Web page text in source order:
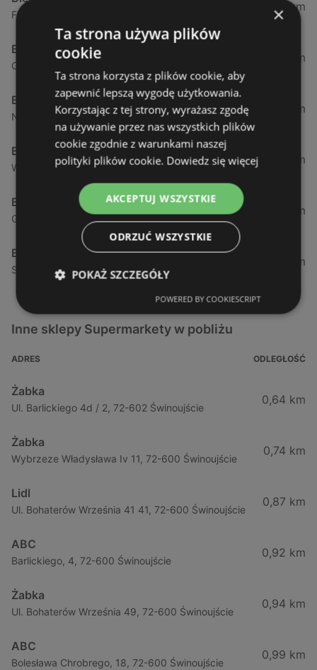
Fińska 4, 72-602 Świnoujście
0,23 km
Biedronka
Chrobrego 9, 72-600 Świnoujście
0,84 km
Biedronka
Nowokarsiborska 2, 72-600 Świnoujście
1,87 km
Biedronka
Wojska Polskiego 16a, 72-600 Świnoujście
2,77 km
Biedronka
Gryfa Pomorskiego, 72-500 Międzyzdroje
12,39 km
Biedronka
Sienkiewicza 32, 72-510 Wolin
24,01 km
Inne sklepy Supermarkety w pobliżu
ADRES ODLEGŁOŚĆ
Żabka
Ul. Barlickiego 4d / 2, 72-602 Świnoujście
0,64 km
Żabka
Wybrzeze Władysława Iv 11, 72-600 Świnoujście
0,74 km
Lidl
Ul. Bohaterów Września 41 41, 72-600 Świnoujście
0,87 km
ABC
Barlickiego, 4, 72-600 Świnoujście
0,92 km
Żabka
Ul. Bohaterów Września 49, 72-600 Świnoujście
0,94 km
ABC
Bolesława Chrobrego, 18, 72-600 Świnoujście
0,99 km
×
Ta strona używa plików
cookie
Ta strona korzysta z plików cookie, aby
zapewnić lepszą wygodę użytkowania.
Korzystając z tej strony, wyrażasz zgodę
na używanie przez nas wszystkich plików
cookie zgodnie z warunkami naszej
polityki plików cookie. Dowiedz się więcej
AKCEPTUJ WSZYSTKIE
ODRZUĆ WSZYSTKIE
POKAŻ SZCZEGÓŁY
POWERED BY COOKIESCRIPT